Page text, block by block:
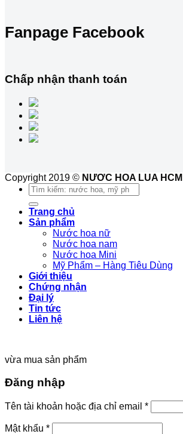
Fanpage Facebook
Chấp nhận thanh toán
Copyright 2019 © NƯƠC HOA LUA HCM
Tìm
kiếm:
Trang chủ
Sản phẩm
Nước hoa nữ
Nước hoa nam
Nước hoa Mini
Mỹ Phẩm – Hàng Tiêu Dùng
Giới thiệu
Chứng nhận
Đại lý
Tin tức
Liên hệ
vừa mua sản phẩm
Đăng nhập
Tên tài khoản hoặc địa chỉ email *
Mật khẩu *